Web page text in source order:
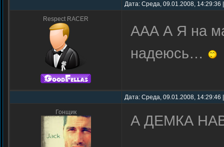
Дата: Среда, 09.01.2008,
Respect RACER
ААА А Я на
надеюсь…
Дата: Среда, 09.01.2008,
Гонщик А ДЕМКА